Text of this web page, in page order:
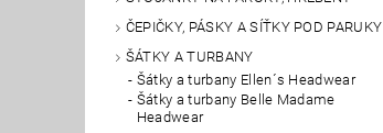
ČEPIČKY, PÁSKY A SÍŤKY POD PARUKY
ŠÁTKY A TURBANY
Šátky a turbany Ellen´s Headwear
Šátky a turbany Belle Madame
Headwear